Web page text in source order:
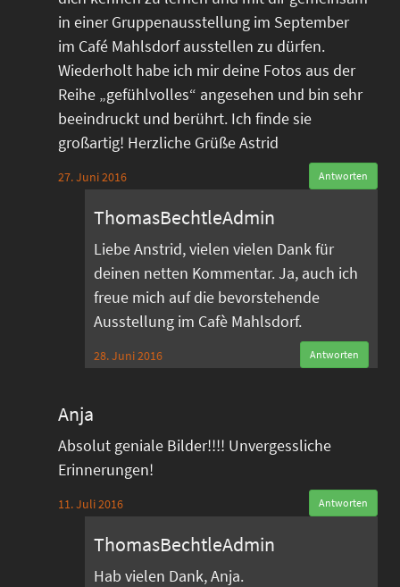
in einer Gruppenausstellung im September
im Café Mahlsdorf ausstellen zu dürfen.
Wiederholt habe ich mir deine Fotos aus der
Reihe „gefühlvolles“ angesehen und bin sehr
beeindruckt und berührt. Ich finde sie
großartig! Herzliche Grüße Astrid
27. Juni 2016 Antworten
ThomasBechtleAdmin
Liebe Anstrid, vielen vielen Dank für
deinen netten Kommentar. Ja, auch ich
freue mich auf die bevorstehende
Ausstellung im Cafè Mahlsdorf.
28. Juni 2016 Antworten
Anja
Absolut geniale Bilder!!!! Unvergessliche
Erinnerungen!
11. Juli 2016 Antworten
ThomasBechtleAdmin
Hab vielen Dank, Anja.